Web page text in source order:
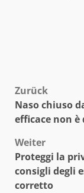
Zurück
Naso chiuso
efficace non
Weiter
Proteggi la
consigli degli
corretto